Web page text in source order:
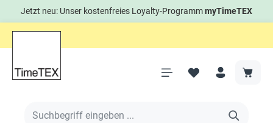
Jetzt neu: Unser kostenfreies Loyalty-ProgrammmyTimeTEX